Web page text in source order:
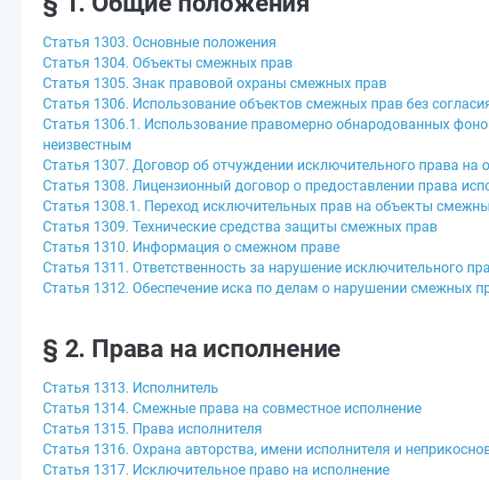
Статья 1303. Основные положения
Статья 1304. Объекты смежных прав
Статья 1305. Знак правовой охраны смежных прав
Статья 1306. Использование объектов смежных прав без
Статья 1306.1. Использование правомерно обнародованных
неизвестным
Статья 1307. Договор об отчуждении исключительного права на
Статья 1308. Лицензионный договор о предоставлении права
Статья 1308.1. Переход исключительных прав на объекты
Статья 1309. Технические средства защиты смежных прав
Статья 1310. Информация о смежном праве
Статья 1311. Ответственность за нарушение исключительного
Статья 1312. Обеспечение иска по делам о нарушении смежных
§ 2. Права на исполнение
Статья 1313. Исполнитель
Статья 1314. Смежные права на совместное исполнение
Статья 1315. Права исполнителя
Статья 1316. Охрана авторства, имени исполнителя и
Статья 1317. Исключительное право на исполнение